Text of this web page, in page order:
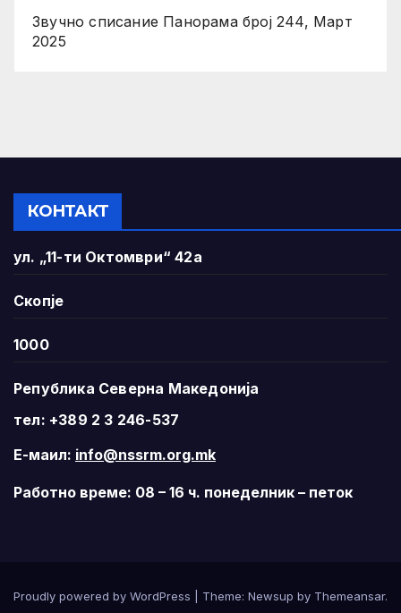
Звучно списание Панорама број 244, Март
2025
КОНТАКТ
ул. „11-ти Октомври“ 42а
Скопје
1000
Република Северна Македонија
тел: +389 2 3 246-537
Е-маил: info@nssrm.org.mk
Работно време: 08 – 16 ч. понеделник – петок
Proudly powered by WordPress Theme: Newsup by Themeansar.